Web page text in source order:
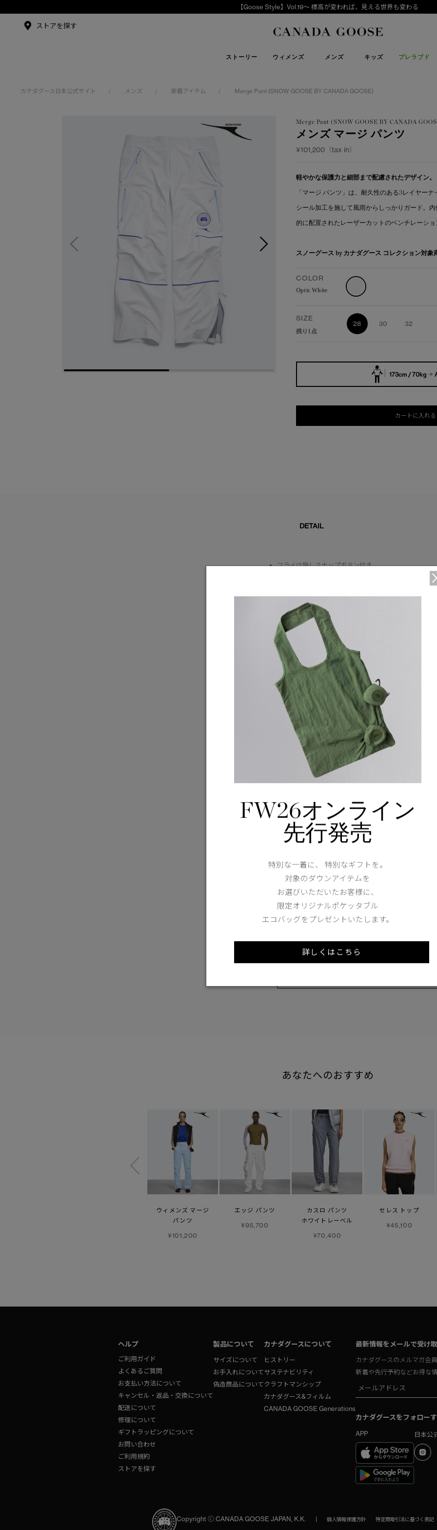
【Goose Style】Vol.19～ 標高が変われば、見える世界も変わる
Canada Goose
ストーリー
アンバサダー
ウィメンズ メンズ キッズ プレラブド
下取り申請
ストアを探す
カナダグース日本公式サイト / メンズ / 新着アイテム / Merge Pant (SNOW GOOSE BY CANADA GOOSE)
Merge Pant (SNOW GOOSE BY CANADA
メンズ マージ パンツ
¥101,200（tax in）
軽やかな保護力と細部まで配慮されたデザイン。
「マージ パンツ」は、耐久性のある3レイヤー
シール加工を施して風雨からしっかりガード。
的に配置されたレーザーカットのベンチレーシ
スノーグース by カナダグース コレクション対象
COLOR
Optic White
SIZE
残り1点
28 30 32
173cm / 70kg
カートに入れる
DETAIL
フライは隠しスナップボタン付き
フライジッパー付き
内側にメッシュライニング
ヒップポケット2つ、サイドシームポケット2つ、バッ
膝部分に立体裁断を施し可動性を向上
背面太もも、ガセット部分、ポケット内側にレーザー
膝上、すね部分、裾ジッパー周りにリフレクティブス
裾は調整可能なカフス付きで、開くとベンチレーショ
仕様が変更する場合がございます。
Thickness of thigh
114cm
173cm 70kgRecommended
Ankle +12cm
あなたへのおすすめ
ウィメンズ マージ
パンツ
¥101,200
エッジ パンツ
¥95,700
カスロ パンツ
ホワイトレーベル
¥70,400
セレス トップ
¥45,100
ヘルプ
ご利用ガイド
よくあるご質問
お支払い方法について
キャンセル・返品・交換について
配送について
修理について
ギフトラッピングについて
お問い合わせ
ご利用規約
ストアを探す
製品について
サイズについて
お手入れについて
偽造商品について
カナダグースについて
ヒストリー
サステナビリティ
クラフトマンシップ
カナダグース&フィルム
CANADA GOOSE Generations
最新情報をメールで受け
カナダグースのメルマガ会
新着や先行予約などお得な
カナダグースをフォロー
APP 日本公
Copyright ⓒ CANADA GOOSE JAPAN, K.K. | 個人情報保護方針 特定商取引法に基づく表記
FW26オンライン
先行発売
特別な一着に、 特別なギフトを。
対象のダウンアイテムを
お選びいただいたお客様に、
限定オリジナルポケッタブル
エコバッグをプレゼントいたします。
詳しくはこちら